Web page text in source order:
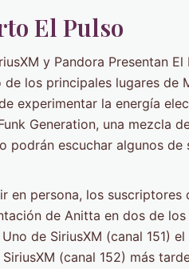
El Pulso
y Pandora Presentan
los principales lugares de
experimentar la energía
Generation, una mezcla
podrán escuchar algunos
en persona, los suscriptores
de Anitta en dos de
de SiriusXM (canal 151)
(canal 152) más